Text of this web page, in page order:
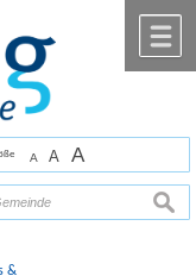
A A A
Werner
&